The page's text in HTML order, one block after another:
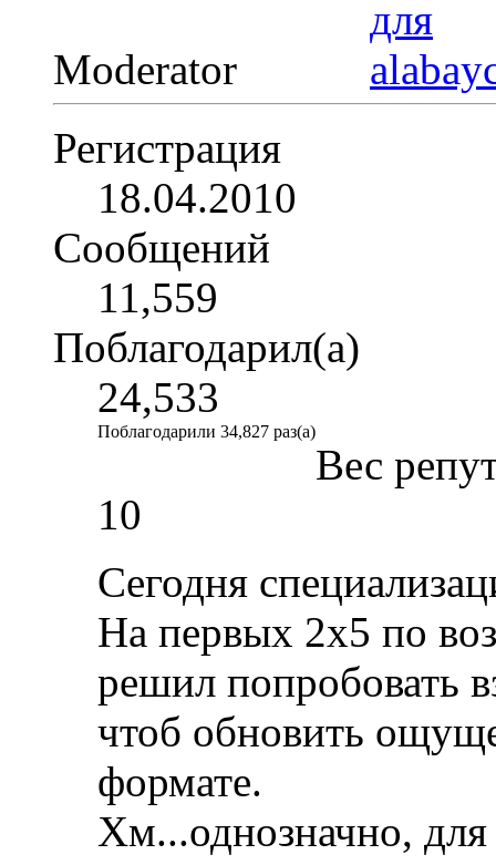
Moderator
Регистрация
18.04.2010
Сообщений
11,559
Поблагодарил(а)
24,533
Поблагодарили 34,827 раз(а)
Вес
10
Сегодня
На первых 2х5 по
решил попробовать
чтоб обновить
формате.
Хм...однозначно, для